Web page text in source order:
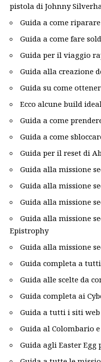
pistola di Johnny
Guida a come
Guida a come fare
Guida per il viaggio
Guida alla creazione
Guida su come
Ecco alcune build
Guida a come
Guida a come
Guida per il reset di
Guida alla missione
Guida alla missione
Guida alla missione
Guida alla missione
Epistrophy
Guida alla missione
Guida completa a
Guida alle scelte da
Guida completa ai
Guida a tutti i siti
Guida al Colombario
Guida agli Easter